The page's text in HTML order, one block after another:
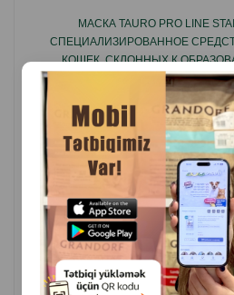
МАСКА TAURO PRO LINE
СПЕЦИАЛИЗИРОВАННОЕ
КОШЕК, СКЛОННЫХ К
СЛЁЗНЫХ